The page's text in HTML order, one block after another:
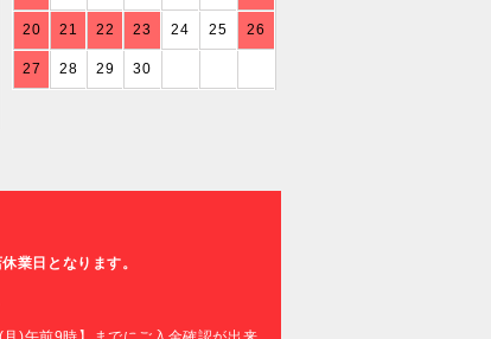
20 21 22 23 24 25 26
27 28 29 30
業日となります。